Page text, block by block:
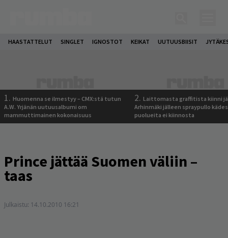
HAASTATTELUT SINGLET IGNOSTOT KEIKAT UUTUUSBIISIT
1. Huomenna se ilmestyy – CMX:stä tutun
A.W. Yrjänän uutuusalbumi om
mammuttimainen kokonaisuus
2. Laittomasta graffitista kiinni
Arhinmäki jälleen spraypullo
puolueita ei kiinnosta
Prince jättää Suomen väliin –
taas
Julkaistu: 14.10.2010 16:21